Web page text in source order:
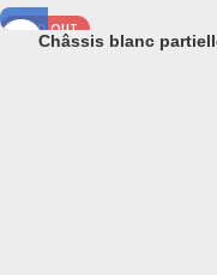
SOLD OUT
Châssis blanc